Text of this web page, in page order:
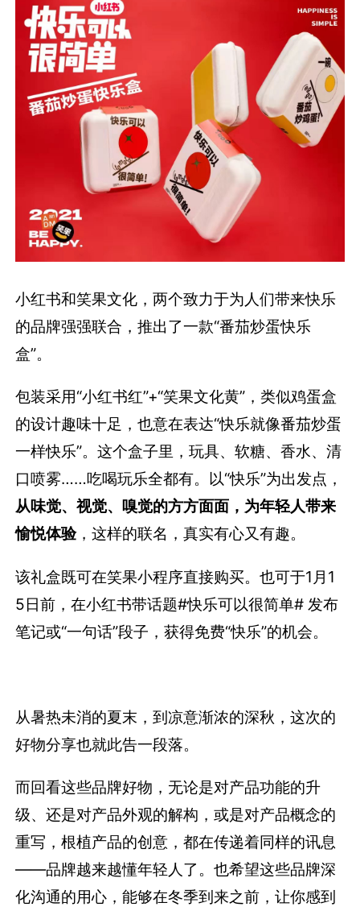
小红书和笑果文化，两个致力于为人们带来快乐
的品牌强强联合，推出了一款“番茄炒蛋快乐
盒”。
包装采用“小红书红”+“笑果文化黄”，类似鸡蛋盒
的设计趣味十足，也意在表达“快乐就像番茄炒蛋
一样快乐”。这个盒子里，玩具、软糖、香水、清
口喷雾……吃喝玩乐全都有。以“快乐”为出发点，
从味觉、视觉、嗅觉的方方面面，为年轻人带来
愉悦体验，这样的联名，真实有心又有趣。
该礼盒既可在笑果小程序直接购买。也可于1月1
5日前，在小红书带话题#快乐可以很简单# 发布
笔记或“一句话”段子，获得免费“快乐”的机会。
从暑热未消的夏末，到凉意渐浓的深秋，这次的
好物分享也就此告一段落。
而回看这些品牌好物，无论是对产品功能的升
级、还是对产品外观的解构，或是对产品概念的
重写，根植产品的创意，都在传递着同样的讯息
——品牌越来越懂年轻人了。也希望这些品牌深
化沟通的用心，能够在冬季到来之前，让你感到